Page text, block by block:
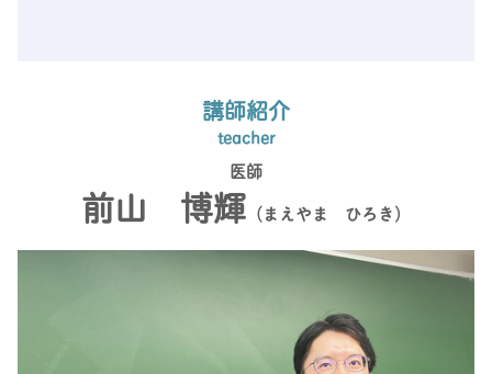
講師紹介
teacher
医師
前山 博輝 （まえやま ひろき）